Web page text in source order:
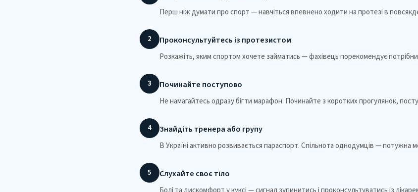
Перш ніж думати про спорт — навчіться впевнено ходити на протезі в
2 Проконсультуйтесь із протезистом
Розкажіть, яким спортом хочете займатись — фахівець порекомендує
3 Починайте поступово
Не намагайтесь одразу бігти марафон. Починайте з коротких прогулянок,
4 Знайдіть тренера або групу
В Україні активно розвивається параспорт. Спільнота однодумців — потужна
5 Слухайте своє тіло